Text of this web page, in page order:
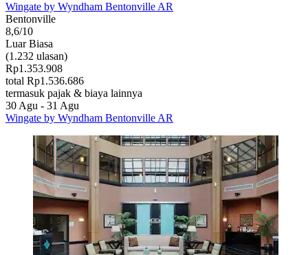
Wingate by Wyndham Bentonville AR
Bentonville
8,6/10
Luar Biasa
(1.232 ulasan)
Rp1.353.908
total Rp1.536.686
termasuk pajak & biaya lainnya
30 Agu - 31 Agu
Wingate by Wyndham Bentonville AR